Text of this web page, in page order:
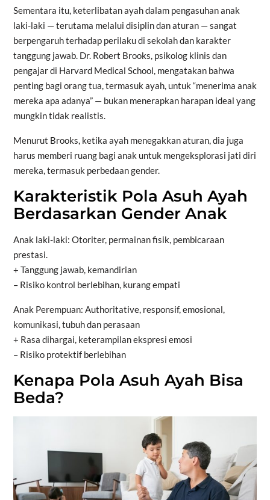
Sementara itu, keterlibatan ayah dalam pengasuhan anak
laki-laki — terutama melalui disiplin dan aturan — sangat
berpengaruh terhadap perilaku di sekolah dan karakter
tanggung jawab. Dr. Robert Brooks, psikolog klinis dan
pengajar di Harvard Medical School, mengatakan bahwa
penting bagi orang tua, termasuk ayah, untuk “menerima anak
mereka apa adanya” — bukan menerapkan harapan ideal yang
mungkin tidak realistis.
Menurut Brooks, ketika ayah menegakkan aturan, dia juga
harus memberi ruang bagi anak untuk mengeksplorasi jati diri
mereka, termasuk perbedaan gender.
Karakteristik Pola Asuh Ayah
Berdasarkan Gender Anak
Anak laki-laki: Otoriter, permainan fisik, pembicaraan
prestasi.
+ Tanggung jawab, kemandirian
– Risiko kontrol berlebihan, kurang empati
Anak Perempuan: Authoritative, responsif, emosional,
komunikasi, tubuh dan perasaan
+ Rasa dihargai, keterampilan ekspresi emosi
– Risiko protektif berlebihan
Kenapa Pola Asuh Ayah Bisa
Beda?